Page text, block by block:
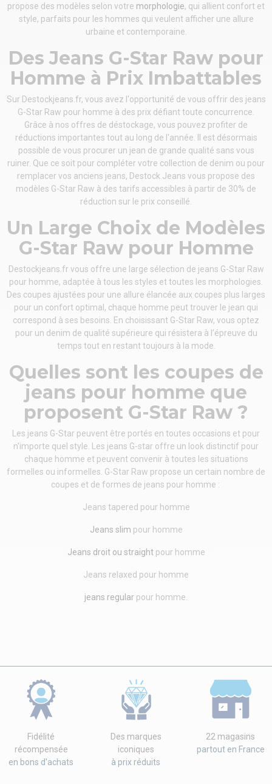
propose des modèles selon votre morphologie, qui allient confort et
style, parfaits pour les hommes qui veulent afficher une allure
urbaine et contemporaine.
Des Jeans G-Star Raw pour
Homme à Prix Imbattables
Sur Destockjeans.fr, vous avez l'opportunité de vous offrir des jeans
G-Star Raw pour homme à des prix défiant toute concurrence.
Grâce à nos offres de déstockage, vous pouvez profiter de
réductions importantes tout au long de l'année. Il est désormais
possible de vous procurer un jean de grande qualité sans vous
ruiner. Que ce soit pour compléter votre collection de denim ou pour
remplacer vos anciens jeans, Destock Jeans vous propose des
modèles G-Star Raw à des tarifs accessibles à partir de 30% de
réduction sur le prix conseillé.
Un Large Choix de Modèles
G-Star Raw pour Homme
Destockjeans.fr vous offre une large sélection de jeans G-Star Raw
pour homme, adaptée à tous les styles et toutes les morphologies.
Des coupes ajustées pour une allure élancée aux coupes plus larges
pour un confort optimal, chaque homme peut trouver le jean qui
correspond à ses besoins. En choisissant G-Star Raw, vous optez
pour un denim de qualité supérieure qui résistera à l’épreuve du
temps tout en restant toujours à la mode.
Quelles sont les coupes de
jeans pour homme que
proposent G-Star Raw ?
Les jeans G-Star peuvent être portés en toutes occasions et pour
n'importe quel style. Les jeans G-star offre un look distinctif pour
chaque homme et peuvent convenir à toutes les situations
formelles ou informelles. G-Star Raw propose un certain nombre de
coupes et de formes de jeans pour homme :
Jeans tapered pour homme
Jeans slim pour homme
Jeans droit ou straightpour homme
Jeans relaxed pour homme
jeans regular pour homme.
Fidélité
récompensée
en bons d'achats
Des marques
iconiques
à prix réduits
22 magasins
partout en France